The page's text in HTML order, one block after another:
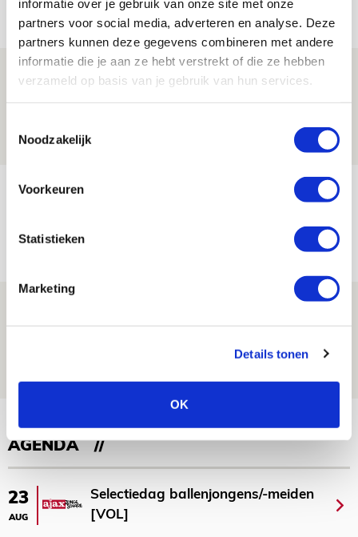
informatie over je gebruik van onze site met onze
partners voor social media, adverteren en analyse. Deze
partners kunnen deze gegevens combineren met andere
informatie die je aan ze hebt verstrekt of die ze hebben
verzameld op basis van je gebruik van hun services.
Noodzakelijk
Voorkeuren
Statistieken
Marketing
Details tonen
OK
Net binnen //
Word ballenjongen of -meid bij Jong
Ajax - Helmond Sport!
PRIJSVRAAG
Reis jij als mascotte mee naar uitduel
06 AUGUSTUS 2026 - 13:04
Drie dingen die je moet weten over
Ajax - Shelbourne
AGENDA
23
AUG
Selectiedag ballenjongens/-meiden
[VOL]